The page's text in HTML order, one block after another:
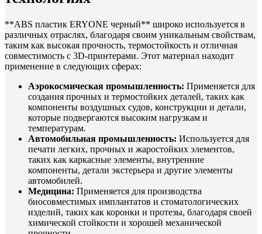
**ABS пластик ERYONE черный** широко используется в
различных отраслях, благодаря своим уникальным свойствам,
таким как высокая прочность, термостойкость и отличная
совместимость с 3D-принтерами. Этот материал находит
применение в следующих сферах:
Аэрокосмическая промышленность: Применяется для
создания прочных и термостойких деталей, таких как
компоненты воздушных судов, конструкции и детали,
которые подвергаются высоким нагрузкам и
температурам.
Автомобильная промышленность: Используется для
печати легких, прочных и жаростойких элементов,
таких как каркасные элементы, внутренние
компоненты, детали экстерьера и другие элементы
автомобилей.
Медицина: Применяется для производства
биосовместимых имплантатов и стоматологических
изделий, таких как коронки и протезы, благодаря своей
химической стойкости и хорошей механической